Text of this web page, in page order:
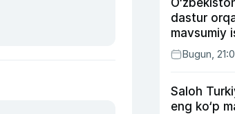
dastur
mavsumiy
vaBugun,
Saloh
eng ko‘p